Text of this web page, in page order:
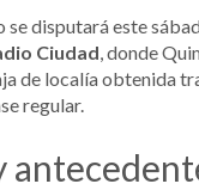
se disputará este
Ciudad , donde
de localía obtenida
regular.